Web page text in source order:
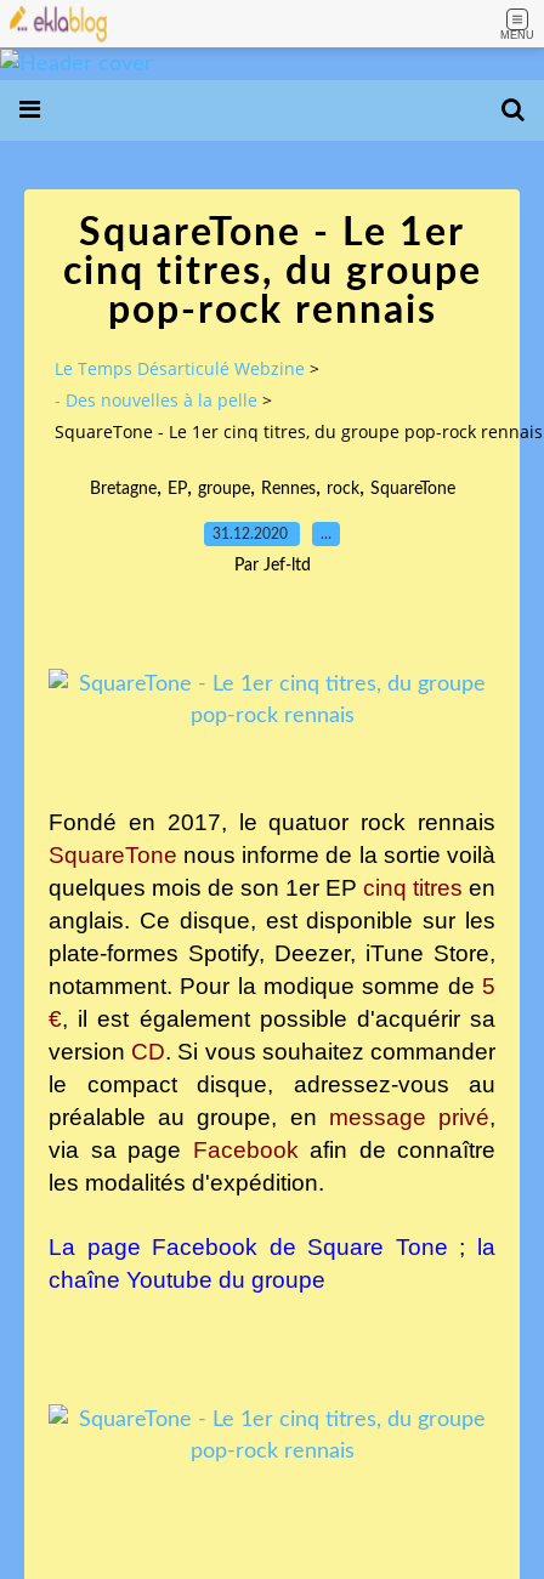
MENU
SquareTone - Le 1er
cinq titres, du groupe
pop-rock rennais
Le Temps Désarticulé Webzine >
- Des nouvelles à la pelle >
SquareTone - Le 1er cinq titres, du groupe pop-rock rennais
Bretagne, EP, groupe, Rennes, rock, SquareTone
31.12.2020 …
Par Jef-ltd
Fondé en 2017, le quatuor rock rennais
SquareTone nous informe de la sortie voilà
quelques mois de son 1er EP cinq titres en
anglais. Ce disque, est disponible sur les
plate-formes Spotify, Deezer, iTune Store,
notamment. Pour la modique somme de 5
€, il est également possible d'acquérir sa
version CD. Si vous souhaitez commander
le compact disque, adressez-vous au
préalable au groupe, en message privé,
via sa page Facebook afin de connaître
les modalités d'expédition.
La page Facebook de Square Tone ; la
chaîne Youtube du groupe